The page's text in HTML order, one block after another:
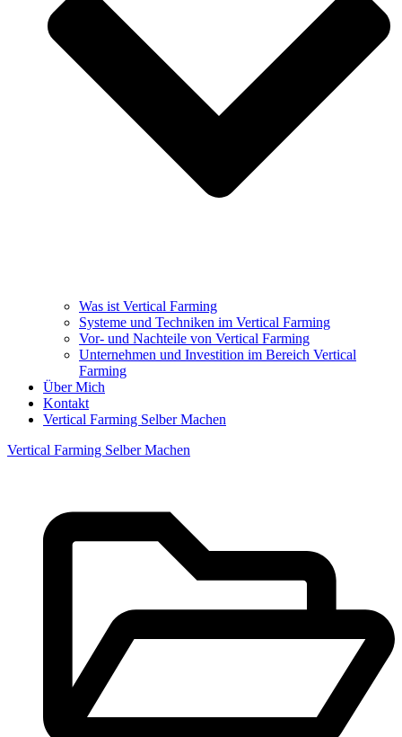
Was ist Vertical Farming
Systeme und Techniken im Vertical Farming
Vor- und Nachteile von Vertical Farming
Unternehmen und Investition im Bereich Vertical
Farming
Über Mich
Kontakt
Vertical Farming Selber Machen
Vertical Farming Selber Machen